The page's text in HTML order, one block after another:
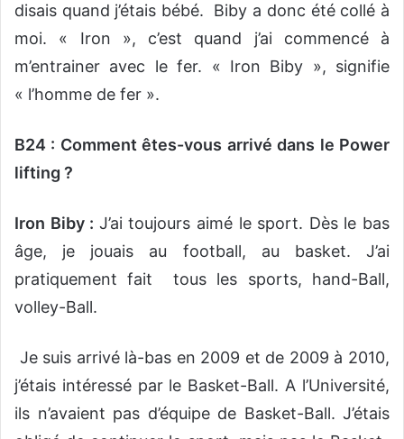
disais quand j’étais bébé. Biby a donc été collé à
moi. « Iron », c’est quand j’ai commencé à
m’entrainer avec le fer. « Iron Biby », signifie
« l’homme de fer ».
B24 : Comment êtes-vous arrivé dans le Power
lifting ?
Iron Biby : J’ai toujours aimé le sport. Dès le bas
âge, je jouais au football, au basket. J’ai
pratiquement fait tous les sports, hand-Ball,
volley-Ball.
Je suis arrivé là-bas en 2009 et de 2009 à 2010,
j’étais intéressé par le Basket-Ball. A l’Université,
ils n’avaient pas d’équipe de Basket-Ball. J’étais